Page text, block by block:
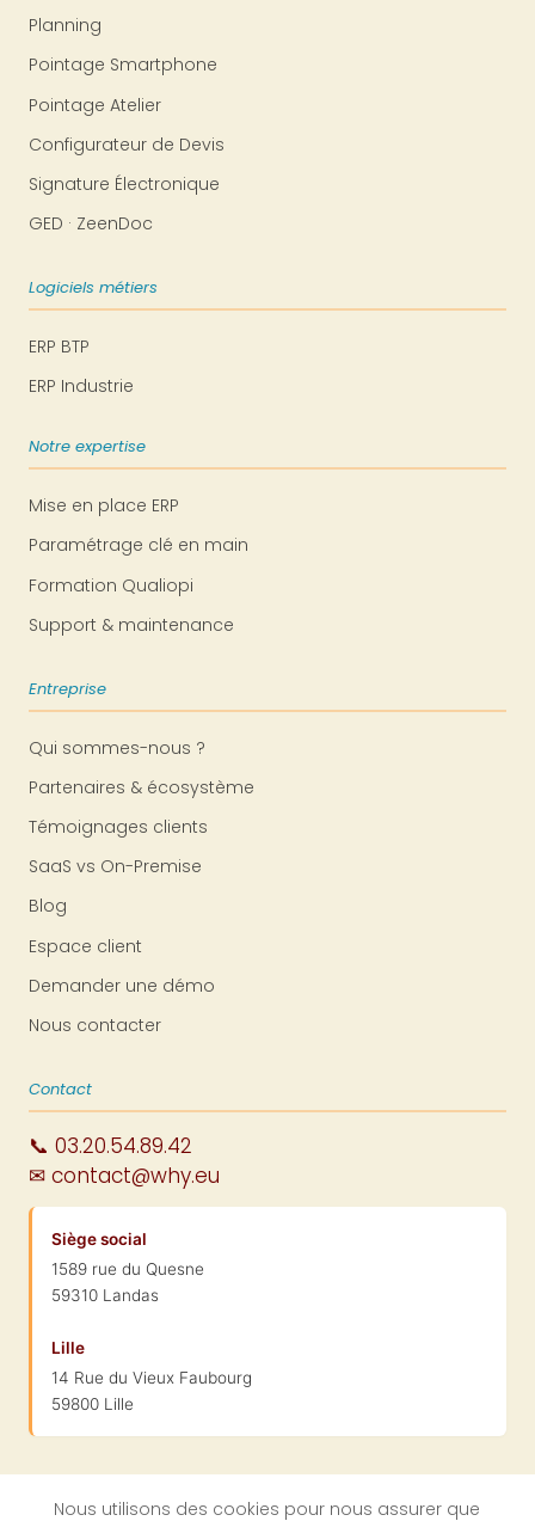
Nous utilisons des cookies pour nous assurer que
Planning
Pointage Smartphone
Pointage Atelier
Configurateur de Devis
Signature Électronique
GED · ZeenDoc
Logiciels métiers
ERP BTP
ERP Industrie
Notre expertise
Mise en place ERP
Paramétrage clé en main
Formation Qualiopi
Support & maintenance
Entreprise
Qui sommes-nous ?
Partenaires & écosystème
Témoignages clients
SaaS vs On-Premise
Blog
Espace client
Demander une démo
Nous contacter
Contact
📞 03.20.54.89.42
✉ contact@why.eu
Siège social
1589 rue du Quesne
59310 Landas
Lille
14 Rue du Vieux Faubourg
59800 Lille